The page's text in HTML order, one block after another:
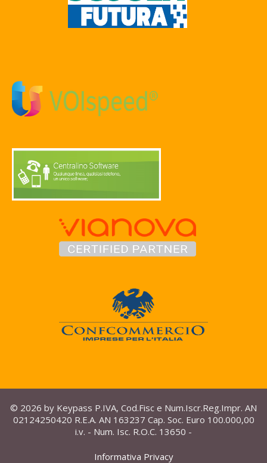
© 2026 by Keypass P.IVA, Cod.Fisc e Num.Iscr.Reg.Impr. AN
02124250420 R.E.A. AN 163237 Cap. Soc. Euro 100.000,00
i.v. - Num. Isc. R.O.C. 13650 -
Informativa Privacy